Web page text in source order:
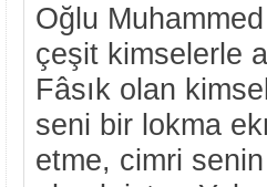
Oğlu
çeşit kimselerle
Fâsık olan
seni bir lokma
etme, cimri